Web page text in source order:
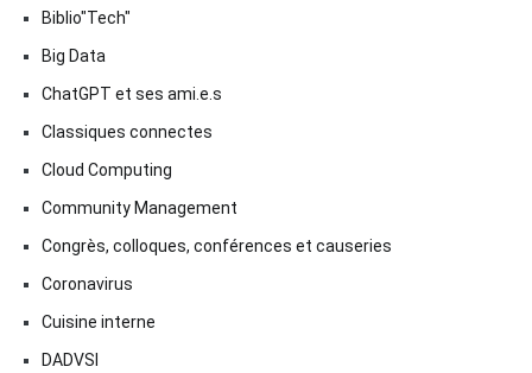
Biblio"Tech"
Big Data
ChatGPT et ses ami.e.s
Classiques connectes
Cloud Computing
Community Management
Congrès, colloques, conférences et causeries
Coronavirus
Cuisine interne
DADVSI